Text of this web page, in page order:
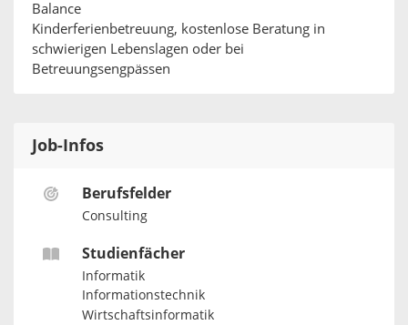
Balance
Kinderferienbetreuung, kostenlose Beratung in
schwierigen Lebenslagen oder bei
Betreuungsengpässen
Job-Infos
Berufsfelder
Consulting
Studienfächer
Informatik
Informationstechnik
Wirtschaftsinformatik